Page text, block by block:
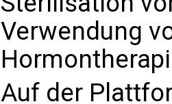
Verwendung
Auf der